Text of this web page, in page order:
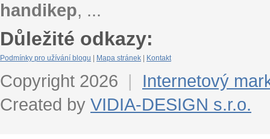
handikep, ...
Důležité odkazy:
Podmínky pro užívání blogu Mapa stránek Kontakt
Copyright 2026 |
Internetový
Created by VIDIA-DESIGN s.r.o.